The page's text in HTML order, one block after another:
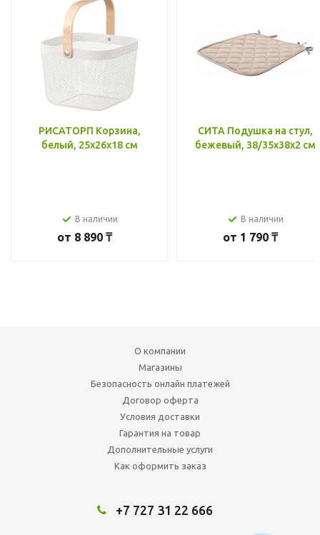
РИСАТОРП Корзина,
белый, 25x26x18 см
В наличии
от 8 890 ₸
СИТА Подушка на стул,
бежевый, 38/35x38x2 см
В наличии
от 1 790 ₸
О компании
Магазины
Безопасность онлайн платежей
Договор оферта
Условия доставки
Гарантия на товар
Дополнительные услуги
Как оформить заказ
+7 727 31 22 666